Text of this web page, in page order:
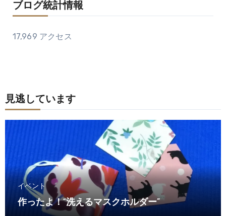
ブログ統計情報
17,969 アクセス
見逃しています
イベント
作ったよ！“洗えるマスクホルダー”